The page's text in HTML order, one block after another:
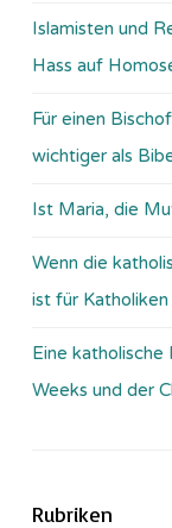
Islamisten und
Hass auf
Für einen
wichtiger als
Ist Maria, die
Wenn die
ist für Katholiken
Eine katholische
Weeks und der
Rubriken